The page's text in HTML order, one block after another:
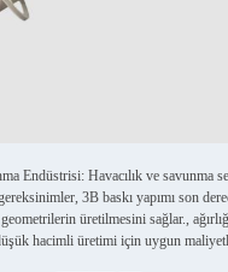
Endüstrisi: Havacılık ve savunma
3B baskı yapımı son
üretilmesini sağlar.,
hacimli üretimi için uygun